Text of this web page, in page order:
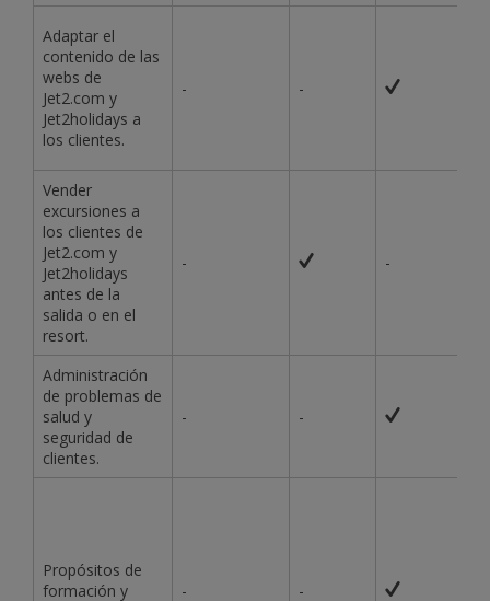
Adaptar el
contenido de las
webs de
Jet2.com y
Jet2holidays a
los clientes.
- -
Vender
excursiones a
los clientes de
Jet2.com y
Jet2holidays
antes de la
salida o en el
resort.
- -
Administración
de problemas de
salud y
seguridad de
clientes.
- -
Propósitos de
formación y
- -